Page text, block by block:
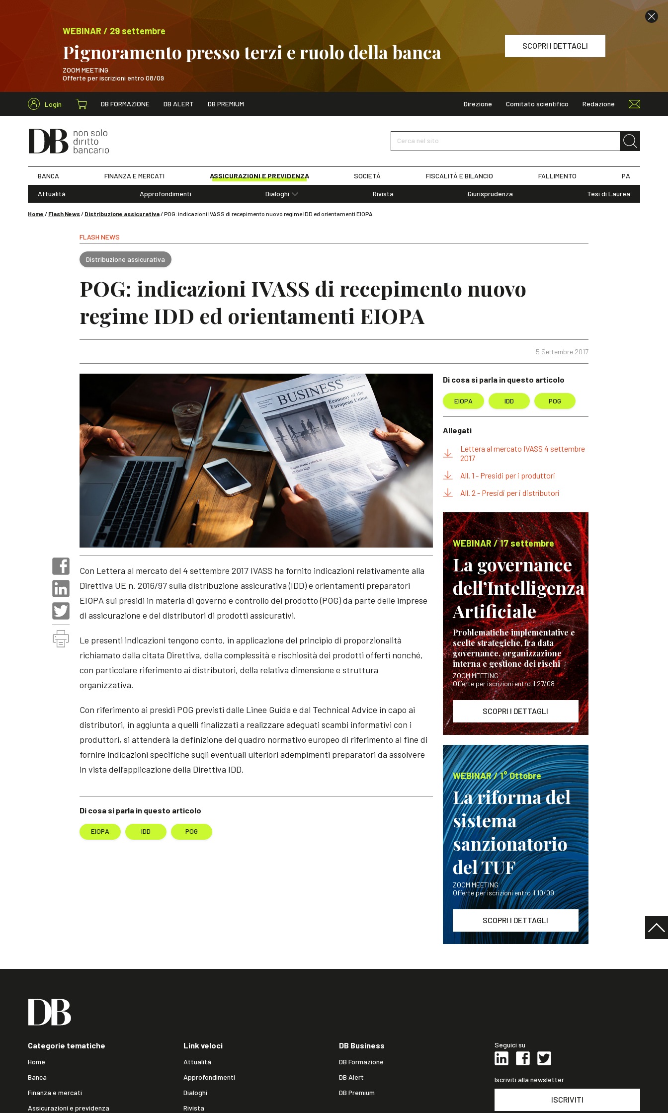
WEBINAR / 29 settembre
Pignoramento presso terzi e ruolo della banca
ZOOM MEETING
Offerte per iscrizioni entro 08/09
SCOPRI I DETTAGLI
WEBINAR / 29 settembre SCOPRI I DETTAGLI
Login DB FORMAZIONE DB ALERT DB PREMIUM Direzione Comitato scientifico Redazione
Cerca nel sito
Cerca nel sito
BANCA FINANZA E MERCATI ASSICURAZIONI E PREVIDENZA SOCIETÀ FISCALITÀ E BILANCIO FALLIMENTO PA
Attualità Approfondimenti
Dialoghi
Rivista Giurisprudenza Tesi di Laurea
Home / Flash News/ Distribuzione assicurativa/POG: indicazioni IVASS di recepimento nuovo regime IDD ed orientamenti EIOPA
FLASH NEWS
Distribuzione assicurativa
POG: indicazioni IVASS di recepimento nuovo
regime IDD ed orientamenti EIOPA
5 Settembre 2017
Di cosa si parla in questo articolo
EIOPA IDD POG
Con Lettera al mercato del 4 settembre 2017 IVASS ha fornito indicazioni relativamente alla
Direttiva UE n. 2016/97 sulla distribuzione assicurativa (IDD) e orientamenti preparatori
EIOPA sui presidi in materia di governo e controllo del prodotto (POG) da parte delle imprese
di assicurazione e dei distributori di prodotti assicurativi.
Le presenti indicazioni tengono conto, in applicazione del principio di proporzionalità
richiamato dalla citata Direttiva, della complessità e rischiosità dei prodotti offerti nonché,
con particolare riferimento ai distributori, della relativa dimensione e struttura
organizzativa.
Con riferimento ai presìdi POG previsti dalle Linee Guida e dal Technical Advice in capo ai
distributori, in aggiunta a quelli finalizzati a realizzare adeguati scambi informativi con i
produttori, si attenderà la definizione del quadro normativo europeo di riferimento al fine di
fornire indicazioni specifiche sugli eventuali ulteriori adempimenti preparatori da assolvere
in vista dell’applicazione della Direttiva IDD.
Di cosa si parla in questo articolo
EIOPA IDD POG
Allegati
Lettera al mercato IVASS 4 settembre
2017
All. 1 - Presidi per i produttori
All. 2 - Presidi per i distributori
WEBINAR / 17 settembre
La governance
dell’Intelligenza
Artificiale
Problematiche implementative e
scelte strategiche, fra data
governance, organizzazione
interna e gestione dei rischi
ZOOM MEETING
Offerte per iscrizioni entro il 27/08
SCOPRI I DETTAGLI
WEBINAR / 1° Ottobre
La riforma del
sistema
sanzionatorio
del TUF
ZOOM MEETING
Offerte per iscrizioni entro il 10/09
SCOPRI I DETTAGLI
Categorie tematiche
Home
Banca
Finanza e mercati
Assicurazioni e previdenza
Link veloci
Attualità
Approfondimenti
Dialoghi
Rivista
DB Business
DB Formazione
DB Alert
DB Premium
Seguici su
Iscriviti alla newsletter
ISCRIVITI